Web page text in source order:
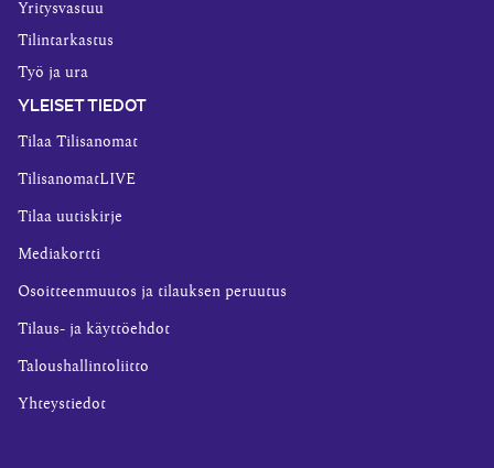
Yritysvastuu
Tilintarkastus
Työ ja ura
YLEISET TIEDOT
Tilaa Tilisanomat
TilisanomatLIVE
Tilaa uutiskirje
Mediakortti
Osoitteenmuutos ja tilauksen peruutus
Tilaus- ja käyttöehdot
Taloushallintoliitto
Yhteystiedot